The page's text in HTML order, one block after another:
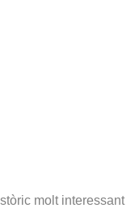
molt interessant